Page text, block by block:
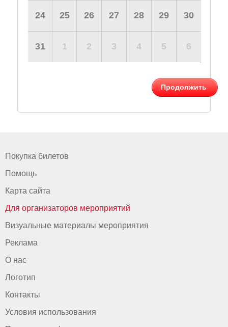
24 25 26 27 28 29 30
31 1 2 3 4 5 6
Продолжить
Покупка билетов
Помощь
Карта сайта
Для организаторов мероприятий
Визуальные материалы мероприятия
Реклама
О нас
Логотип
Контакты
Условия использования